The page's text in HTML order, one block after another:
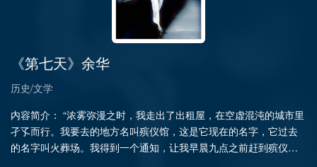
《第七天》余华
历史/文学
内容简介： “浓雾弥漫之时，我走出了出租屋，在空虚混沌的城市里
孑孓而行。我要去的地方名叫殡仪馆，这是它现在的名字，它过去
的名字叫火葬场。我得到一个通知，让我早晨九点之前赶到殡仪